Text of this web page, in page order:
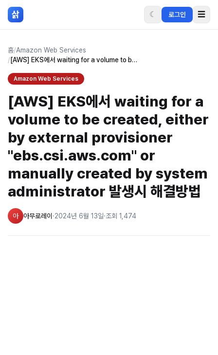
본문 바로가기
삵 ☾ 로그인 ☰
홈/Amazon Web Services
/
[AWS] EKS에서 waiting for a volume to be created, either by external provisioner "ebs.csi.aws.com" or manually created by system administrator 발생시 해결방법
Amazon Web Services
[AWS] EKS에서 waiting for a
volume to be created, either
by external provisioner
"ebs.csi.aws.com" or
manually created by system
administrator 발생시 해결방법
아 아무로레이 ·2024년 6월 13일·조회 1,474